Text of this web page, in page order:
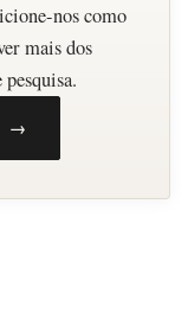
nos como
mais dos
→